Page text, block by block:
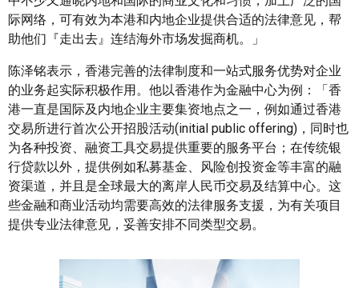
际网络，可有效为本港和内地企业提供合适的法律意见，帮
助他们『走出去』连结海外市场发掘商机。」
陈泽铭表示，香港完善的法律制度和一站式服务优势对企业
的业务起实际积极作用。他以香港作为金融中心为例：「香
港一直是国际及内地企业主要集资地点之一，例如通过香港
交易所进行首次公开招股活动(initial public offering)，同时也
为各种投资、融资工具交易提供重要的服务平台；在传统银
行贷款以外，提供例如私募基金、风险创投资金等丰富的融
资渠道，并且是全球最大的离岸人民币交易及结算中心。这
些金融和商业活动均需要高效的法律服务支援，为有关项目
提供专业法律意见，妥善安排不同类型交易。​​​​​​​